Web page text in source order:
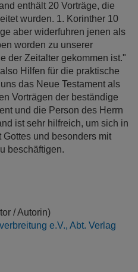
enthält 20 Vorträge, die
wurden. 1. Korinther 10
aber widerfuhren jenen als
worden zu unserer
der Zeitalter gekommen ist."
Hilfen für die praktische
das Neue Testament als
Vorträgen der beständige
und die Person des Herrn
ist sehr hilfreich, um sich in
und besonders mit
beschäftigen.
/ Autorin)
e.V., Abt. Verlag